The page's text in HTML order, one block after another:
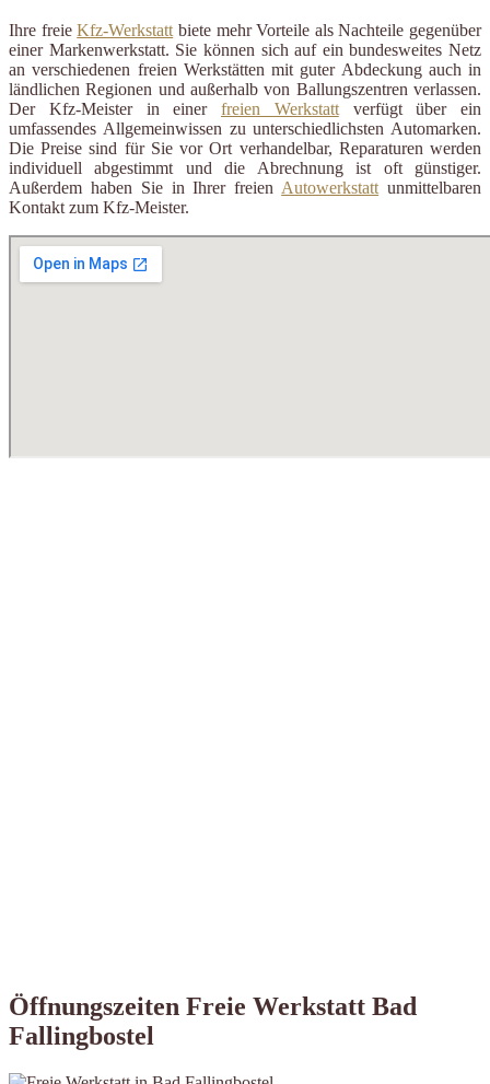
Ihre freieKfz-Werkstattbiete mehr Vorteile als Nachteile gegenüber
einer Markenwerkstatt. Sie können sich auf ein bundesweites Netz
an verschiedenen freien Werkstätten mit guter Abdeckung auch in
ländlichen Regionen und außerhalb von Ballungszentren verlassen.
Der Kfz-Meister in einer freien Werkstattverfügt über ein
umfassendes Allgemeinwissen zu unterschiedlichsten Automarken.
Die Preise sind für Sie vor Ort verhandelbar, Reparaturen werden
individuell abgestimmt und die Abrechnung ist oft günstiger.
Außerdem haben Sie in Ihrer freienAutowerkstattunmittelbaren
Kontakt zum Kfz-Meister.
Öffnungszeiten Freie Werkstatt Bad
Fallingbostel